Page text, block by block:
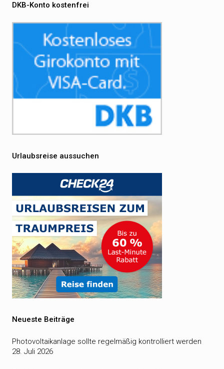
DKB-Konto kostenfrei
Urlaubsreise aussuchen
Neueste Beiträge
Photovoltaikanlage sollte regelmäßig kontrolliert werden
28. Juli 2026